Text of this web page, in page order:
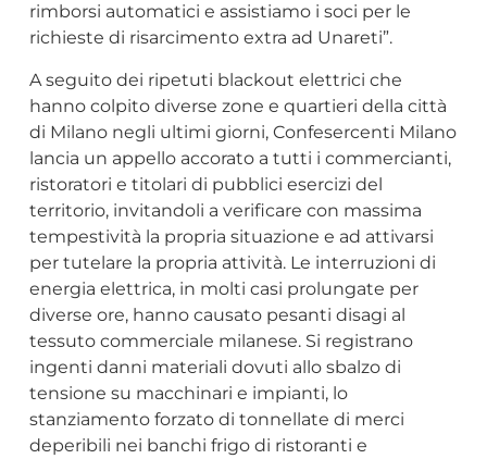
rimborsi automatici e assistiamo i soci per le
richieste di risarcimento extra ad Unareti”.
A seguito dei ripetuti blackout elettrici che
hanno colpito diverse zone e quartieri della città
di Milano negli ultimi giorni, Confesercenti Milano
lancia un appello accorato a tutti i commercianti,
ristoratori e titolari di pubblici esercizi del
territorio, invitandoli a verificare con massima
tempestività la propria situazione e ad attivarsi
per tutelare la propria attività. Le interruzioni di
energia elettrica, in molti casi prolungate per
diverse ore, hanno causato pesanti disagi al
tessuto commerciale milanese. Si registrano
ingenti danni materiali dovuti allo sbalzo di
tensione su macchinari e impianti, lo
stanziamento forzato di tonnellate di merci
deperibili nei banchi frigo di ristoranti e